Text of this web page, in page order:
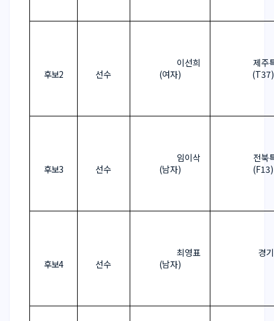
후보2 선수
이선희
(여자)
제주
(T37)
후보3 선수
임이삭
(남자)
전북
(F13)
후보4 선수
최영표
(남자)
경